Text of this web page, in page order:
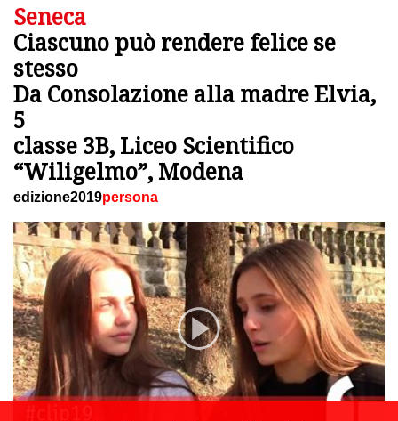
Seneca
Ciascuno può rendere felice se
stesso
Da Consolazione alla madre Elvia,
5
classe 3B, Liceo Scientifico
“Wiligelmo”, Modena
edizione2019persona